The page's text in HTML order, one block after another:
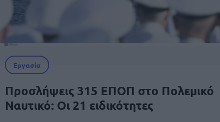
Εργασία
Προσλήψεις 315 ΕΠΟΠ στο Πολεμικό
Ναυτικό: Οι 21 ειδικότητες